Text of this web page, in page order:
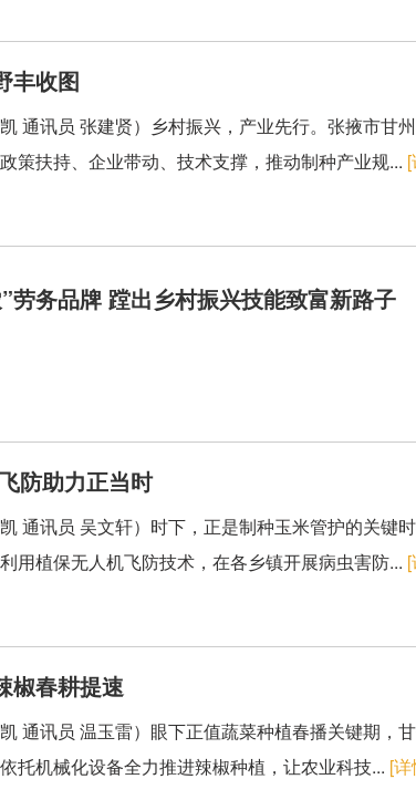
丰收图
通讯员 张建贤）乡村振兴，产业先行。张掖市甘
策扶持、企业带动、技术支撑，推动制种产业规...
劳务品牌 蹚出乡村振兴技能致富新路子
防助力正当时
通讯员 吴文轩）时下，正是制种玉米管护的关键
用植保无人机飞防技术，在各乡镇开展病虫害防...
椒春耕提速
通讯员 温玉雷）眼下正值蔬菜种植春播关键期，
托机械化设备全力推进辣椒种植，让农业科技... [